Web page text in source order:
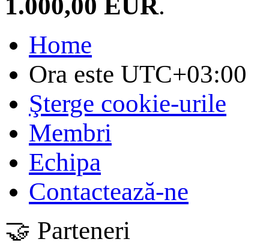
Home
Ora este UTC+03:00
Şterge cookie-urile
Membri
Echipa
Contactează-ne
🤝 Parteneri